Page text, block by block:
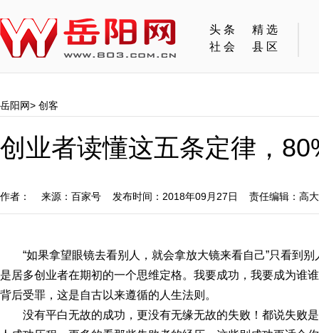
头条
精选
社会
县区
岳阳网> 创客
创业者读懂这五条定律，
作者： 来源：百家号 发布时间：2018年09月27日 责任编辑：高
“如果拿望眼镜去看别人，就会拿放大镜来看自己”只看到
是居多创业者在期初的一个思维定格。我要成功，我要成为谁
背后受罪，这是自古以来遵循的人生法则。
没有平白无故的成功，更没有无缘无故的失败！都说失败